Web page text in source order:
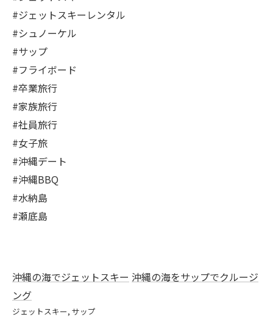
#ジェットスキーレンタル
#シュノーケル
#サップ
#フライボード
#卒業旅行
#家族旅行
#社員旅行
#女子旅
#沖縄デート
#沖縄BBQ
#水納島
#瀬底島
沖縄の海でジェットスキー 沖縄の海をサップでクルージ
ング
ジェットスキー サップ